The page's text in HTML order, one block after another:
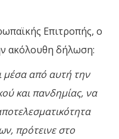
Επιτροπής, ο
ακόλουθη δήλωση:
μέσα από αυτή την
και πανδημίας, να
πρότεινε στο